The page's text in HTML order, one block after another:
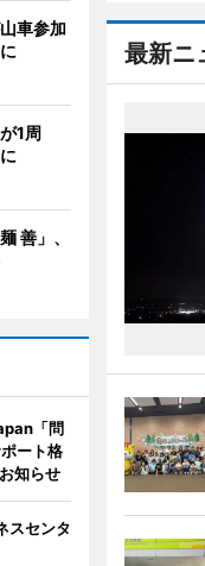
最新ニ
車参加
1周
善」、
「問
ート格
知らせ
スセンタ